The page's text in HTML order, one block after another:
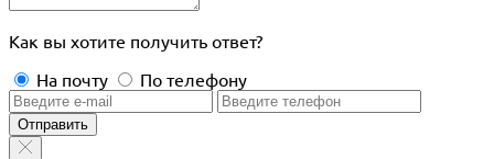
Как вы хотите получить ответ?
На почту
По телефону
Отправить